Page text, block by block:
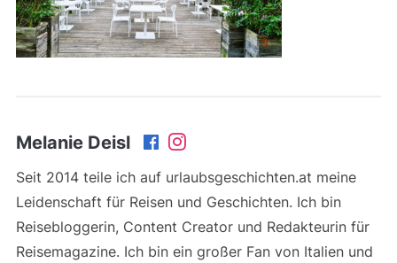
Melanie Deisl
Seit 2014 teile ich auf urlaubsgeschichten.at meine
Leidenschaft für Reisen und Geschichten. Ich bin
Reisebloggerin, Content Creator und Redakteurin für
Reisemagazine. Ich bin ein großer Fan von Italien und